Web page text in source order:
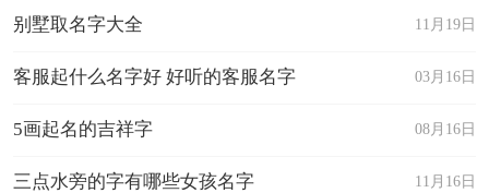
11月19日
别墅取名字大全
03月16日
客服起什么名字好 好听的客服名字
08月16日
5画起名的吉祥字
11月16日
三点水旁的字有哪些女孩名字